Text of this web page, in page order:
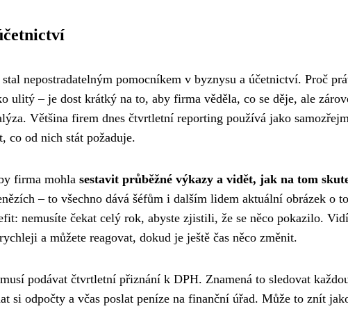
nepostradatelným pomocníkem v byznysu a účetnictví. Proč
ulitý – je dost krátký na to, aby firma věděla, co se děje, ale
Většina firem dnes čtvrtletní reporting používá jako
co od nich stát požaduje.
firma mohla sestavit průběžné výkazy a vidět, jak na tom
– to všechno dává šéfům i dalším lidem aktuální obrázek o
nemusíte čekat celý rok, abyste zjistili, že se něco pokazilo.
a můžete reagovat, dokud je ještě čas něco změnit.
podávat čtvrtletní přiznání k DPH. Znamená to sledovat
si odpočty a včas poslat peníze na finanční úřad. Může to znít